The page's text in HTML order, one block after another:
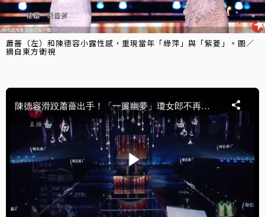
蕭薔（左）和陳德容小露性感，重現當年「綠萍」與「紫菱」。圖／
摘自東方衛視